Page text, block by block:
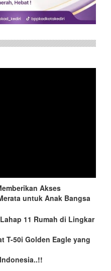
Akses
untuk Anak Bangsa
11 Rumah di Lingkar
T-50i Golden Eagle yang